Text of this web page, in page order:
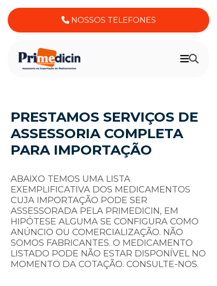
NOSSOS TELEFONES
PRESTAMOS SERVIÇOS DE
ASSESSORIA COMPLETA
PARA IMPORTAÇÃO
ABAIXO TEMOS UMA LISTA
EXEMPLIFICATIVA DOS MEDICAMENTOS
CUJA IMPORTAÇÃO PODE SER
ASSESSORADA PELA PRIMEDICIN, EM
HIPÓTESE ALGUMA SE CONFIGURA COMO
ANÚNCIO OU COMERCIALIZAÇÃO. NÃO
SOMOS FABRICANTES. O MEDICAMENTO
LISTADO PODE NÃO ESTAR DISPONÍVEL NO
MOMENTO DA COTAÇÃO. CONSULTE-NOS.